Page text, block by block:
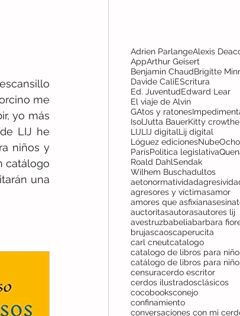
me
yo más
LIJ he
niños y
catálogo
una
Adrien ParlangeAlexis
AppArthur Geisert
Benjamin ChaudBrigitte
Davide CaliEScritura
Ed. JuventudEdward Lear
El viaje de Alvin
GAtos y ratones
Isol Jutta BauerKitty
LIJLIJ digitalLij digital
Lóguez edicionesNubeOcho
ParísPolitica legislativa
Roald DahlSendak
Wilhem Buschadultos
aetonormatividad
agresores y víctimasamor
amores que asfixian
auctoritasautorasautores lij
avestruzbabeliabarbara
brujascaoscaperucita
carl cneutcatalogo
censuracerdo escritor
cerdos ilustradosclásicos
cocobooksconejo
confinamiento